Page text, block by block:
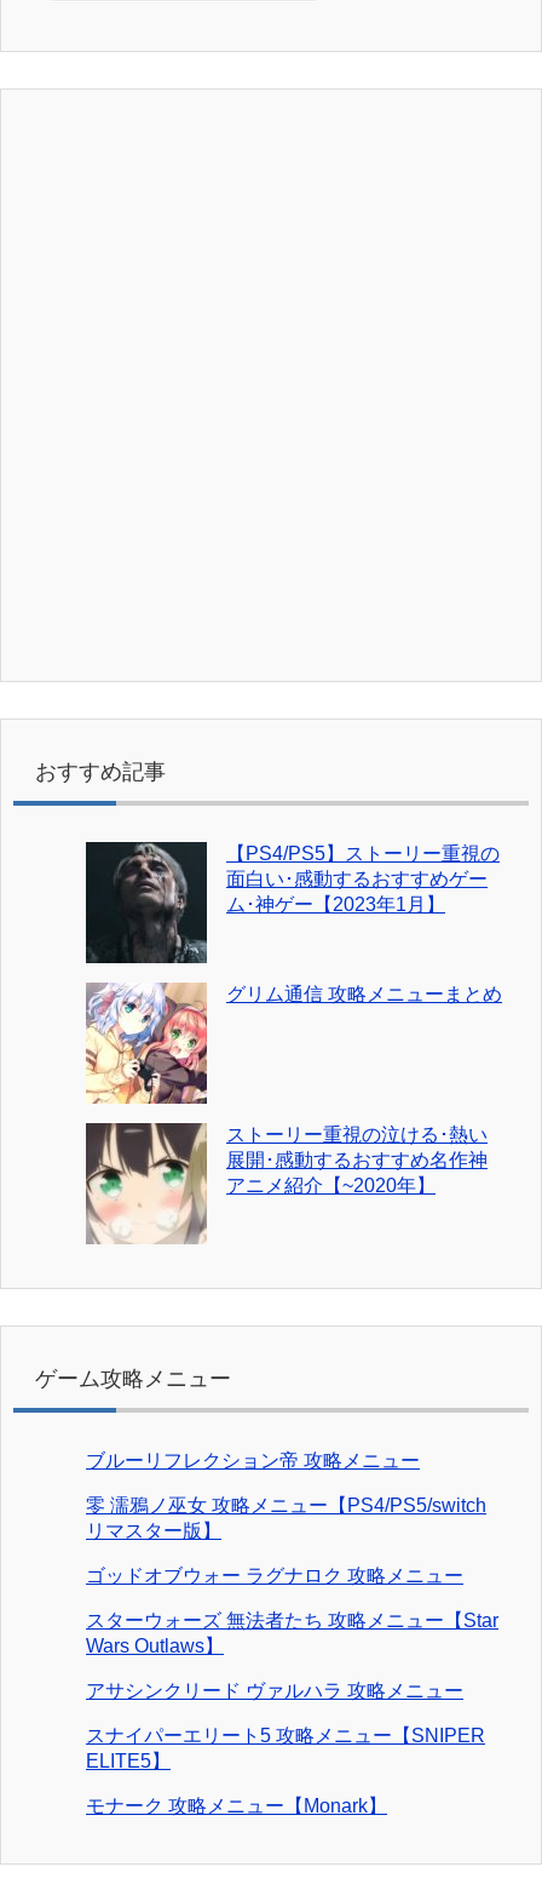
おすすめ記事
【PS4/PS5】ストーリー重視の
面白い･感動するおすすめゲー
ム･神ゲー【2023年1月】
グリム通信 攻略メニューまとめ
ストーリー重視の泣ける･熱い
展開･感動するおすすめ名作神
アニメ紹介【~2020年】
ゲーム攻略メニュー
ブルーリフレクション帝 攻略メニュー
零 濡鴉ノ巫女 攻略メニュー【PS4/PS5/switch
リマスター版】
ゴッドオブウォー ラグナロク 攻略メニュー
スターウォーズ 無法者たち 攻略メニュー【Star
Wars Outlaws】
アサシンクリード ヴァルハラ 攻略メニュー
スナイパーエリート5 攻略メニュー【SNIPER
ELITE5】
モナーク 攻略メニュー【Monark】